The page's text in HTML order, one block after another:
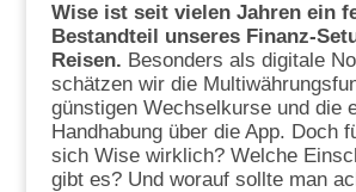
Wise ist seit vielen Jahren ein
Bestandteil unseres Finanz-
Reisen. Besonders als digitale
schätzen wir die
günstigen Wechselkurse und die
Handhabung über die App. Doch
sich Wise wirklich? Welche
gibt es? Und worauf sollte man